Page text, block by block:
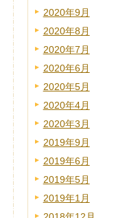
2020年9月
2020年8月
2020年7月
2020年6月
2020年5月
2020年4月
2020年3月
2019年9月
2019年6月
2019年5月
2019年1月